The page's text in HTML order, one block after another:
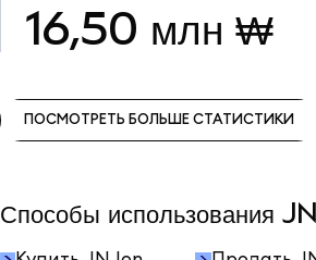
16,50 млн ₩
ПОСМОТРЕТЬ БОЛЬШЕ СТАТИСТИКИ
Способы использования